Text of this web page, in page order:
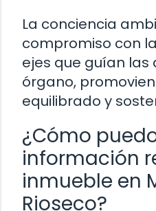
La conciencia
compromiso con
ejes que guían las
órgano,
equilibrado y
¿Cómo
información
inmueble en
Rioseco?